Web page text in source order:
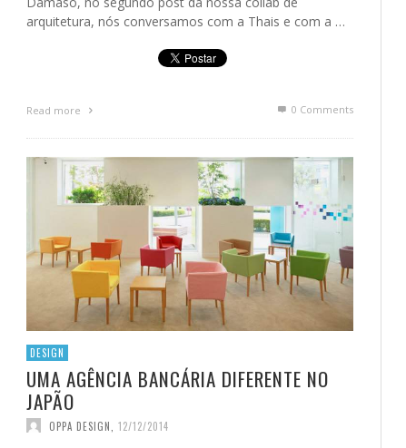
arquitetura, nós conversamos com a Thais e com a …
Read more 0 Comments
DESIGN
UMA AGÊNCIA BANCÁRIA DIFERENTE NO
JAPÃO
OPPA DESIGN 12/12/2014